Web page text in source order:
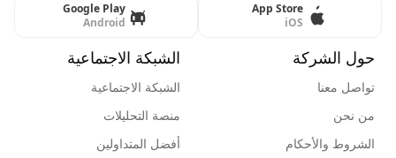
App Store
iOS
Google Play
Android
حول الشركة
تواصل معنا
من نحن
الشروط والأحكام
الشبكة الاجتماعية
الشبكة الاجتماعية
منصة التحليلات
أفضل المتداولين